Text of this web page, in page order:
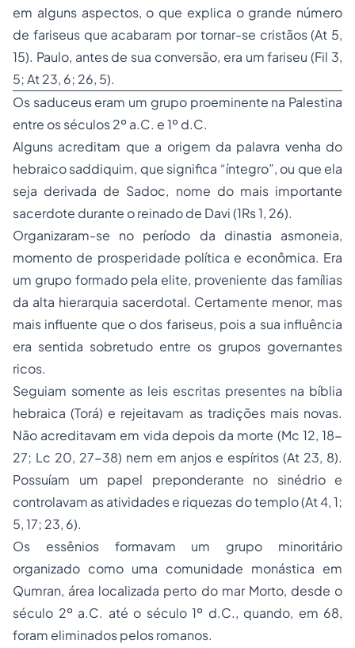
em alguns aspectos, o que explica o grande número
de fariseus que acabaram por tornar-se cristãos (At 5,
15). Paulo, antes de sua conversão, era um fariseu (Fil 3,
5; At 23, 6; 26, 5).
Os saduceuseram um grupo proeminente na Palestina
entre os séculos 2º a.C. e 1º d.C.
Alguns acreditam que a origem da palavra venha do
hebraicosaddiquim, que significa “íntegro”, ou que ela
seja derivada de Sadoc, nome do mais importante
sacerdote durante o reinado de Davi (1Rs 1, 26).
Organizaram-se no período da dinastia asmoneia,
momento de prosperidade política e econômica. Era
um grupo formado pela elite, proveniente das famílias
da alta hierarquia sacerdotal. Certamente menor, mas
mais influente que o dos fariseus, pois a sua influência
era sentida sobretudo entre os grupos governantes
ricos.
Seguiam somente as leis escritas presentes na bíblia
hebraica (Torá) e rejeitavam as tradições mais novas.
Não acreditavam em vida depois da morte (Mc 12, 18-
27; Lc 20, 27-38) nem em anjos e espíritos (At 23, 8).
Possuíam um papel preponderante no sinédrio e
controlavam as atividades e riquezas do templo (At 4, 1;
5, 17; 23, 6).
Os essêniosformavam um grupo minoritário
organizado como uma comunidade monástica em
Qumran, área localizada perto do mar Morto, desde o
século 2º a.C. até o século 1º d.C., quando, em 68,
foram eliminados pelos romanos.